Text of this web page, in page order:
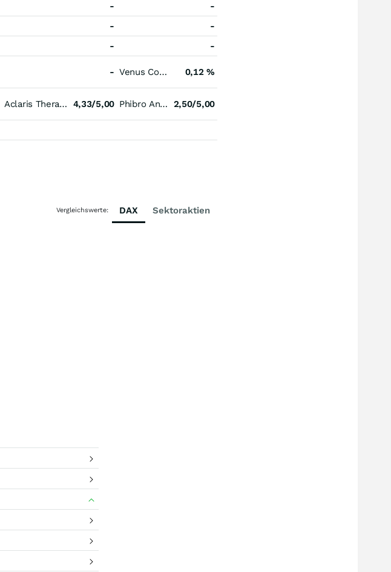
-
-
-
-
-
-
- Venus Concept 0,12 %
Aclaris Therapeutics 4,33/5,00 Phibro Animal Health Registered (A) 2,50/5,00
Vergleichswerte: DAX Sektoraktien